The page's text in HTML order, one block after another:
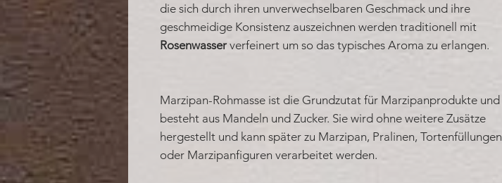
die sich durch ihren unverwechselbaren Geschmack und ihre
geschmeidige Konsistenz auszeichnen werden traditionell mit
Rosenwasser verfeinert um so das typisches Aroma zu erlangen.
Marzipan-Rohmasse ist die Grundzutat für Marzipanprodukte und
besteht aus Mandeln und Zucker. Sie wird ohne weitere Zusätze
hergestellt und kann später zu Marzipan, Pralinen, Tortenfüllungen
oder Marzipanfiguren verarbeitet werden.